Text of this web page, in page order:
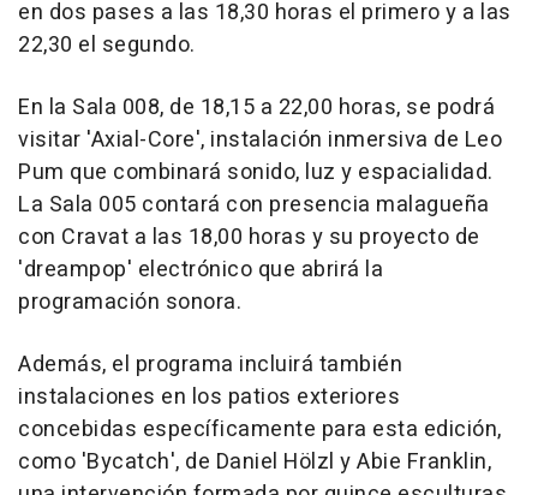
en dos pases a las 18,30 horas el primero y a las
22,30 el segundo.
En la Sala 008, de 18,15 a 22,00 horas, se podrá
visitar 'Axial-Core', instalación inmersiva de Leo
Pum que combinará sonido, luz y espacialidad.
La Sala 005 contará con presencia malagueña
con Cravat a las 18,00 horas y su proyecto de
'dreampop' electrónico que abrirá la
programación sonora.
Además, el programa incluirá también
instalaciones en los patios exteriores
concebidas específicamente para esta edición,
como 'Bycatch', de Daniel Hölzl y Abie Franklin,